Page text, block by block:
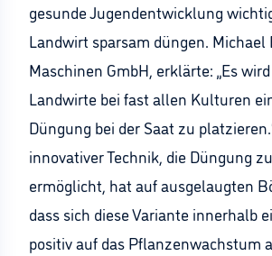
gesunde Jugendentwicklung
Landwirt sparsam düngen. Michael
Maschinen GmbH, erklärte: „Es
Landwirte bei fast allen Kulturen
Düngung bei der Saat zu
innovativer Technik, die Düngung
ermöglicht, hat auf ausgelaugten
dass sich diese Variante innerhalb
positiv auf das Pflanzenwachstum